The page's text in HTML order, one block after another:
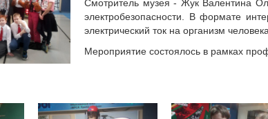
Смотритель музея - Жук Валентина
электробезопасности. В формате
электрический ток на организм человека.
Мероприятие состоялось в рамках